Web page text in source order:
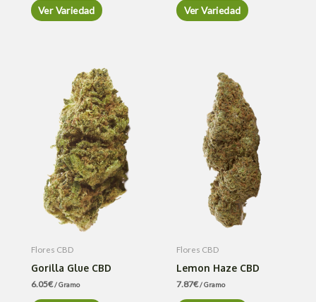
Ver Variedad Ver Variedad
Flores CBD
Gorilla Glue CBD
6.05€/ Gramo
Flores CBD
Lemon Haze CBD
7.87€/ Gramo